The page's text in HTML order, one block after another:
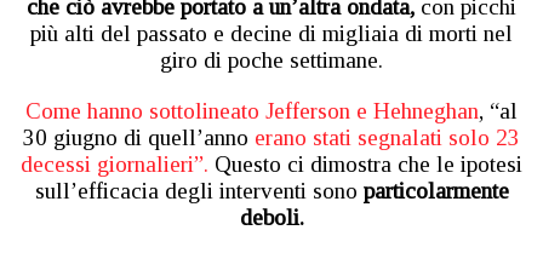
che ciò avrebbe portato a un’altra ondata, con picchi
più alti del passato e decine di migliaia di morti nel
giro di poche settimane.
Come hanno sottolineato Jefferson e Hehneghan, “al
30 giugno di quell’anno erano stati segnalati solo 23
decessi giornalieri”. Questo ci dimostra che le ipotesi
sull’efficacia degli interventi sono particolarmente
deboli.